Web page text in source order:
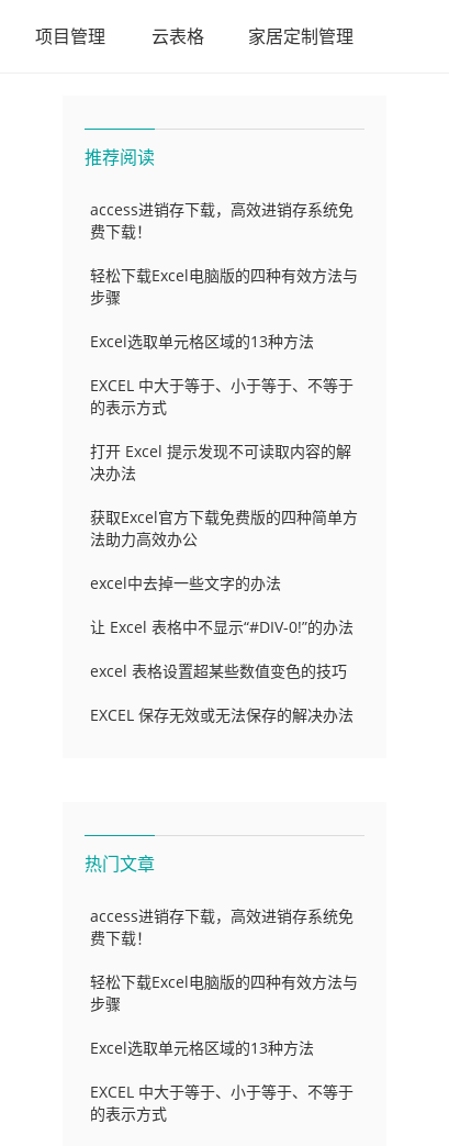
项目管理 云表格 家居定制管理
推荐阅读
access进销存下载，高效进销存系统免
费下载！
轻松下载Excel电脑版的四种有效方法与
步骤
Excel选取单元格区域的13种方法
EXCEL 中大于等于、小于等于、不等于
的表示方式
打开 Excel 提示发现不可读取内容的解
决办法
获取Excel官方下载免费版的四种简单方
法助力高效办公
excel中去掉一些文字的办法
让 Excel 表格中不显示“#DIV-0!”的办法
excel 表格设置超某些数值变色的技巧
EXCEL 保存无效或无法保存的解决办法
热门文章
access进销存下载，高效进销存系统免
费下载！
轻松下载Excel电脑版的四种有效方法与
步骤
Excel选取单元格区域的13种方法
EXCEL 中大于等于、小于等于、不等于
的表示方式